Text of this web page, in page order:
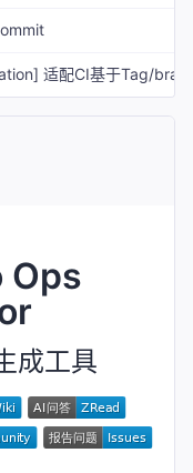
Ops
成工具